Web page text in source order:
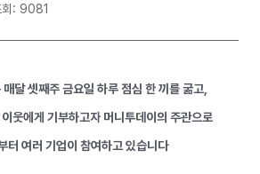
회: 9081
매달 셋째주 금요일 하루 점심 한 끼를 굶고,
웃에게 기부하고자 머니투데이의 주관으로
터 여러 기업이 참여하고 있습니다